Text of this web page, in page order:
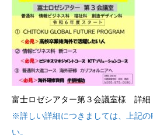
富士ロゼシアター第３会議室様 詳細
※詳しい詳細につきましては、上記の
い。